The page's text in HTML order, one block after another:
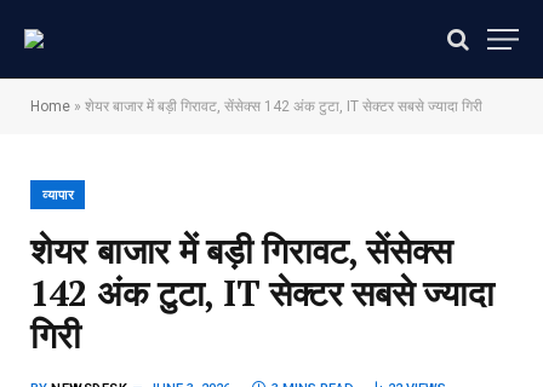
Home » शेयर बाजार में बड़ी गिरावट, सेंसेक्स 142 अंक टुटा, IT सेक्टर सबसे ज्यादा गिरी
व्यापार
शेयर बाजार में बड़ी गिरावट, सेंसेक्स
142 अंक टुटा, IT सेक्टर सबसे ज्यादा
गिरी